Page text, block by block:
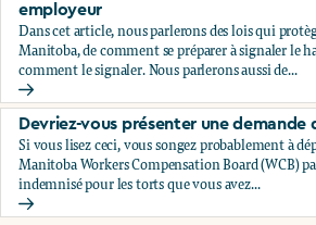
employeur
Dans cet article, nous parlerons des lois qui
Manitoba, de comment se préparer à signaler le
comment le signaler. Nous parlerons aussi de...
Comment signaler le harcèlement
Devriez-vous présenter une demande
Si vous lisez ceci, vous songez probablement à
Manitoba Workers Compensation Board (WCB)
indemnisé pour les torts que vous avez...
Devriez-vous présenter une